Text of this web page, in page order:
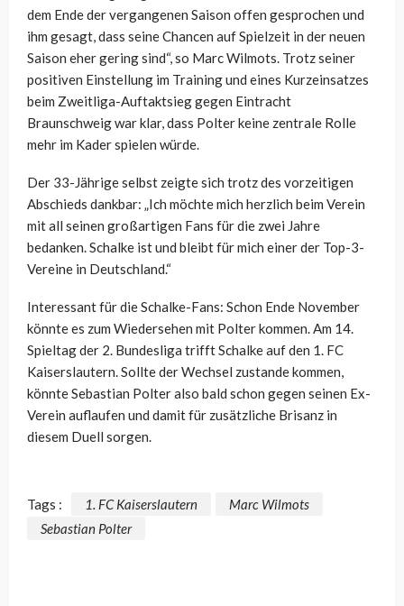
dem Ende der vergangenen Saison offen gesprochen und
ihm gesagt, dass seine Chancen auf Spielzeit in der neuen
Saison eher gering sind“, so Marc Wilmots. Trotz seiner
positiven Einstellung im Training und eines Kurzeinsatzes
beim Zweitliga-Auftaktsieg gegen Eintracht
Braunschweig war klar, dass Polter keine zentrale Rolle
mehr im Kader spielen würde.
Der 33-Jährige selbst zeigte sich trotz des vorzeitigen
Abschieds dankbar: „Ich möchte mich herzlich beim Verein
mit all seinen großartigen Fans für die zwei Jahre
bedanken. Schalke ist und bleibt für mich einer der Top-3-
Vereine in Deutschland.“
Interessant für die Schalke-Fans: Schon Ende November
könnte es zum Wiedersehen mit Polter kommen. Am 14.
Spieltag der 2. Bundesliga trifft Schalke auf den 1. FC
Kaiserslautern. Sollte der Wechsel zustande kommen,
könnte Sebastian Polter also bald schon gegen seinen Ex-
Verein auflaufen und damit für zusätzliche Brisanz in
diesem Duell sorgen.
Tags : 1. FC Kaiserslautern
Marc Wilmots
Sebastian Polter